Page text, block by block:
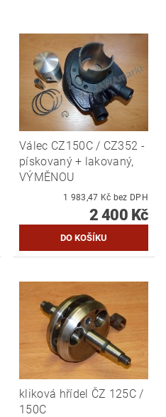
Válec CZ150C / CZ352 -
pískovaný + lakovaný,
VÝMĚNOU
1 983,47 Kč bez DPH
2 400 Kč
kliková hřídel ČZ 125C /
150C